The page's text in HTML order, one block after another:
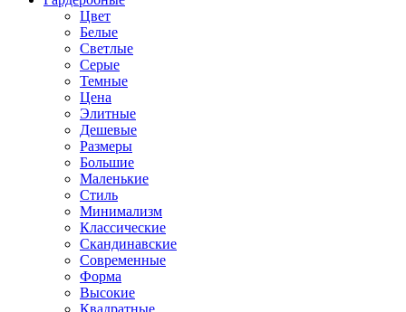
Цвет
Белые
Светлые
Серые
Темные
Цена
Элитные
Дешевые
Размеры
Большие
Маленькие
Стиль
Минимализм
Классические
Скандинавские
Современные
Форма
Высокие
Квадратные